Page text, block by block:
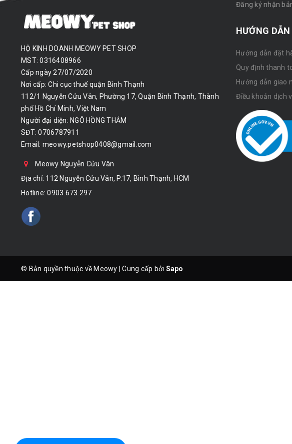
HỘ KINH DOANH MEOWY PET SHOP
MST: 0316408966
Cấp ngày 27/07/2020
Nơi cấp: Chi cục thuế quận Bình Thạnh
112/1 Nguyễn Cửu Vân, Phường 17, Quận Bình Thạnh, Thành
phố Hồ Chí Minh, Việt Nam
Người đại diện: NGÔ HỒNG THẮM
SĐT: 0706787911
Email: meowy.petshop0408@gmail.com
Meowy Nguyễn Cửu Vân
Địa chỉ: 112 Nguyễn Cửu Vân, P.17, Bình Thạnh, HCM
Hotline:0903.673.297
Đăng ký nhận
HƯỚNG DẪN
Hướng dẫn đặt
Quy định thanh
Hướng dẫn giao
Điều khoản dịch
© Bản quyền thuộc về Meowy Cung cấp bởi Sapo